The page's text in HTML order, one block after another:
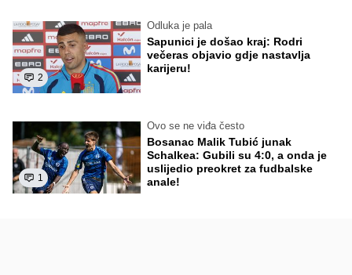
2
Odluka je pala
Sapunici je došao kraj: Rodri
večeras objavio gdje nastavlja
karijeru!
1
Ovo se ne viđa često
Bosanac Malik Tubić junak
Schalkea: Gubili su 4:0, a onda je
uslijedio preokret za fudbalske
anale!